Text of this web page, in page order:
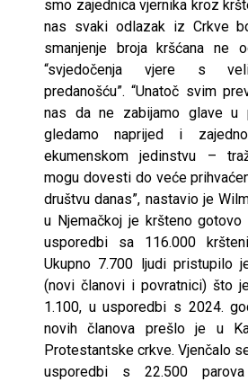
smo zajednica vjernika kroz
nas svaki odlazak iz Crkve
smanjenje broja kršćana ne
“svjedočenja vjere s
predanošću”. “Unatoč svim
nas da ne zabijamo glave u
gledamo naprijed i
ekumenskom jedinstvu –
mogu dovesti do veće
društvu danas”, nastavio je
u Njemačkoj je kršteno
usporedbi sa 116.000
Ukupno 7.700 ljudi pristupilo
(novi članovi i povratnici) što
1.100, u usporedbi s 2024.
novih članova prešlo je u
Protestantske crkve. Vjenčalo
usporedbi s 22.500